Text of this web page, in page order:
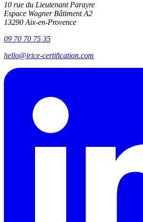
10 rue du Lieutenant Parayre
Espace Wagner Bâtiment A2
13290 Aix-en-Provence
09 70 70 75 35
hello@irice-certification.com